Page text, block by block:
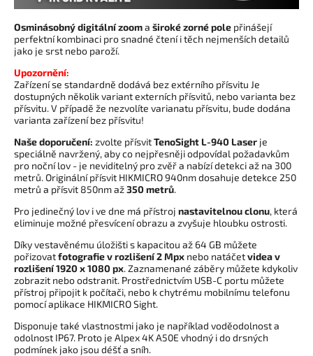
Osminásobný digitální zooma široké zorné pole přinášejí
perfektní kombinaci pro snadné čtení i těch nejmenších detailů
jako je srst nebo paroží.
Upozornění:
Zařízení se standardně dodává bez extérního přísvitu Je
dostupných několik variant externích přísvitů, nebo varianta bez
přísvitu. V případě že nezvolíte varianatu přísvitu, bude dodána
varianta zařízení bez přísvitu!
Naše doporučení: zvolte přísvitTenoSight L-940 Laser je
speciálně navržený, aby co nejpřesněji odpovídal požadavkům
pro noční lov - je neviditelný pro zvěř a nabízí detekci až na 300
metrů. Originální přísvit HIKMICRO 940nm dosahuje detekce 250
metrů a přísvit 850nm až350 metrů.
Pro jedinečný lov i ve dne má přístroj nastavitelnou clonu, která
eliminuje možné přesvícení obrazu a zvyšuje hloubku ostrosti.
Díky vestavěnému úložišti s kapacitou až 64 GB můžete
pořizovatfotografie v rozlišení 2 Mpx nebo natáčetvidea v
rozlišení 1920 x 1080 px. Zaznamenané záběry můžete kdykoliv
zobrazit nebo odstranit. Prostřednictvím USB-C portu můžete
přístroj připojit k počítači, nebo k chytrému mobilnímu telefonu
pomocí aplikace HIKMICRO Sight.
Disponuje také vlastnostmi jako je například voděodolnost a
odolnost IP67. Proto je Alpex 4K A50E vhodný i do drsných
podmínek jako jsou déšť a sníh.